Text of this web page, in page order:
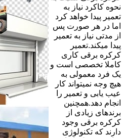
نحوه کاکرد نیاز به
تعمیر پیدا خواهد کرد
اما در هر صورت پس
از مدتی نیاز به تعمیر
پیدا میکند.تعمیر
کرکره برقی کاری
کاملا تخصصی است و
یک فرد معمولی به
هیچ وجه نمیتواند کار
عیب یابی و تعمیر را
انجام دهد.همچنین
برندهای زیادی از
کرکره برقی وجود
دارند که تکنولوژی